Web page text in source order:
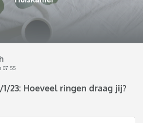
07:55
23: Hoeveel ringen draag jij?